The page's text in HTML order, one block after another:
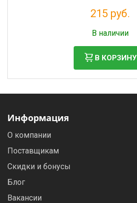
215 руб.
В наличии
В КОРЗИНУ
Информация
О компании
Поставщикам
Скидки и бонусы
Блог
Вакансии